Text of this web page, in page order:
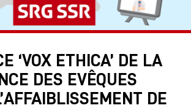
‘VOX ETHICA’ DE LA
DES EVÊQUES
DE